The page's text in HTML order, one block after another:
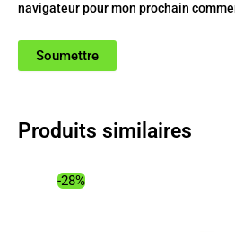
navigateur pour mon prochain
Produits similaires
-28%